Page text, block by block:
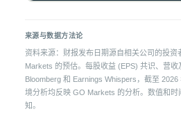
来源与数据方法论
资料来源：财报发布日期源自相关公司的投资
Markets 的预估。每股收益 (EPS) 共识、营
Bloomberg 和 Earnings Whispers，截至
境分析均反映 GO Markets 的分析。数值和
知。